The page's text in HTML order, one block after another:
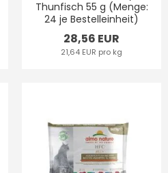
Thunfisch 55 g (Menge:
24 je Bestelleinheit)
28,56 EUR
21,64 EUR pro kg